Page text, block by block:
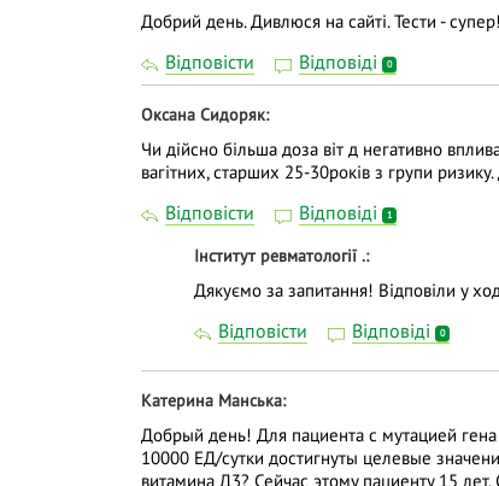
Добрий день. Дивлюся на сайті. Тести - супер!
Відповісти Відповіді 0
Оксана Сидоряк
Чи дійсно більша доза віт д негативно
вагітних, старших 25-30років з групи
Відповісти Відповіді 1
Інститут ревматології .
Дякуємо за запитання! Відповіли у
Відповісти Відповіді 0
Катерина Манська
Добрый день! Для пациента с мутацией
10000 ЕД/сутки достигнуты целевые
витамина Д3? Сейчас этому пациенту 15